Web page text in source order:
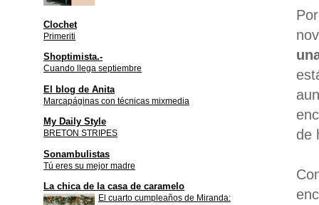
de
Clochet
Primeriti
Shoptimista.-
Cuando llega septiembre
El blog de Anita
Marcapáginas con técnicas mixmedia
My Daily Style
BRETON STRIPES
Sonambulistas
Tú eres su mejor madre
La chica de la casa de caramelo
El cuarto cumpleaños de Miranda: